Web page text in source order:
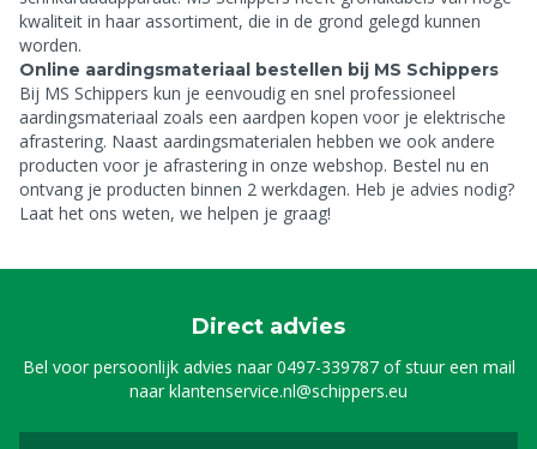
kwaliteit in haar assortiment, die in de grond gelegd kunnen
worden.
Online aardingsmateriaal bestellen bij MS Schippers
Bij MS Schippers kun je eenvoudig en snel professioneel
aardingsmateriaal zoals een aardpen kopen voor je elektrische
afrastering. Naast aardingsmaterialen hebben we ook andere
producten voor je afrastering in onze webshop. Bestel nu en
ontvang je producten binnen 2 werkdagen. Heb je advies nodig?
Laat het ons weten, we helpen je graag!
Direct advies
Bel voor persoonlijk advies naar0497-339787of stuur een mail
naarklantenservice.nl@schippers.eu